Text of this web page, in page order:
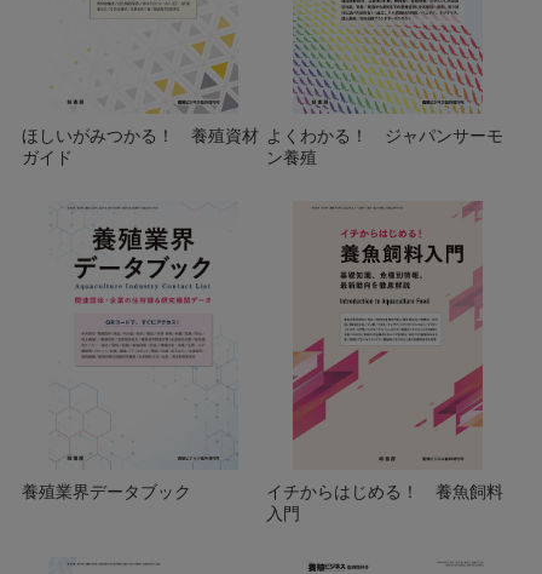
ほしいがみつかる！ 養殖資材
ガイド
よくわかる！ ジャパンサーモ
ン養殖
養殖業界データブック
イチからはじめる！ 養魚飼料
入門